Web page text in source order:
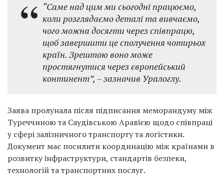
“Саме над цим ми сьогодні працюємо,
коли розглядаємо деталі та вивчаємо,
чого можна досягти через співпрацю,
щоб завершити це сполучення чотирьох
країн. Зрештою воно може
простягнутися через європейський
континент”, – зазначив Уралоглу.
Заява пролунала після підписання меморандуму між
Туреччиною та Саудівською Аравією щодо співпраці
у сфері залізничного транспорту та логістики.
Документ має посилити координацію між країнами в
розвитку інфраструктури, стандартів безпеки,
технологій та транспортних послуг.